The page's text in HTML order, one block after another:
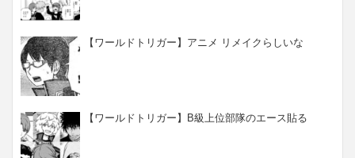
【ワールドトリガー】アニメ リメイクらしいな
【ワールドトリガー】B級上位部隊のエース貼る